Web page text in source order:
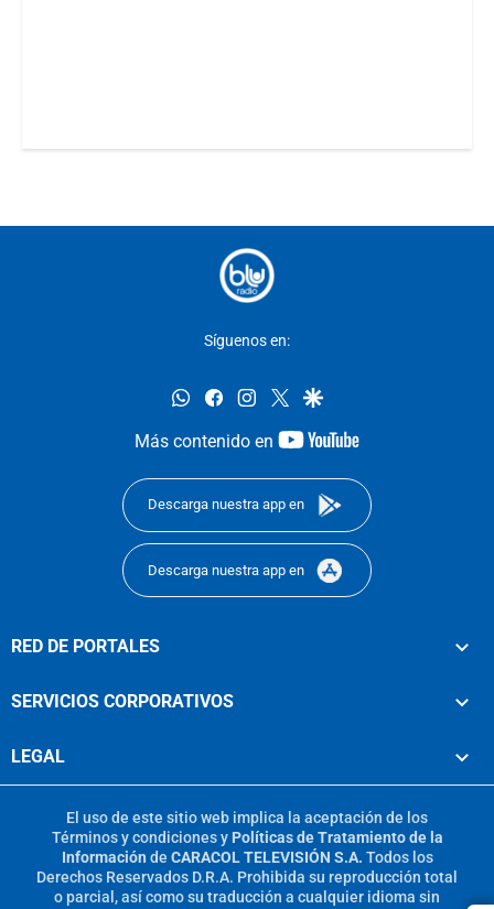
Síguenos en:
whatsappfacebookinstagram
twittergoogle
Más contenido en
youtube-
Descarga nuestra app en
Descarga nuestra app en
RED DE PORTALES
SERVICIOS CORPORATIVOS
LEGAL
El uso de este sitio web implica la aceptación de los
Términos y condicionesy Políticas de Tratamiento de la
Información de CARACOL TELEVISIÓN S.A. Todos los
Derechos Reservados D.R.A. Prohibida su reproducción total
o parcial, así como su traducción a cualquier idioma sin